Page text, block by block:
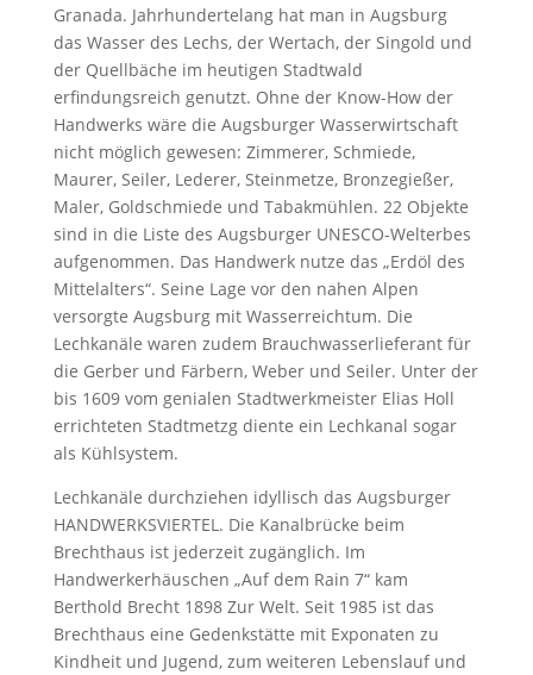
Granada. Jahrhundertelang hat man in Augsburg
das Wasser des Lechs, der Wertach, der Singold und
der Quellbäche im heutigen Stadtwald
erfindungsreich genutzt. Ohne der Know-How der
Handwerks wäre die Augsburger Wasserwirtschaft
nicht möglich gewesen: Zimmerer, Schmiede,
Maurer, Seiler, Lederer, Steinmetze, Bronzegießer,
Maler, Goldschmiede und Tabakmühlen. 22 Objekte
sind in die Liste des Augsburger UNESCO-Welterbes
aufgenommen. Das Handwerk nutze das „Erdöl des
Mittelalters“. Seine Lage vor den nahen Alpen
versorgte Augsburg mit Wasserreichtum. Die
Lechkanäle waren zudem Brauchwasserlieferant für
die Gerber und Färbern, Weber und Seiler. Unter der
bis 1609 vom genialen Stadtwerkmeister Elias Holl
errichteten Stadtmetzg diente ein Lechkanal sogar
als Kühlsystem.
Lechkanäle durchziehen idyllisch das Augsburger
HANDWERKSVIERTEL. Die Kanalbrücke beim
Brechthaus ist jederzeit zugänglich. Im
Handwerkerhäuschen „Auf dem Rain 7“ kam
Berthold Brecht 1898 Zur Welt. Seit 1985 ist das
Brechthaus eine Gedenkstätte mit Exponaten zu
Kindheit und Jugend, zum weiteren Lebenslauf und